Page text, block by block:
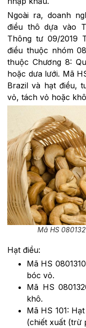
Ngoài ra, doanh
điều thô dựa vào
Thông tư 09/2019
điều thuộc nhóm
thuộc Chương 8:
hoặc dưa lưới. Mã
Brazil và hạt điều,
vỏ, tách vỏ hoặc
Mã HS
Hạt điều:
Mã HS
bóc vỏ.
Mã HS
khô.
Mã HS 101:
(chiết xuất (trừ